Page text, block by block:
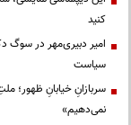
کنید
امیر دبیری‌مهر در سوگ
سیاست
سربازانِ خیابانِ ظهور؛
نمی‌دهیم»